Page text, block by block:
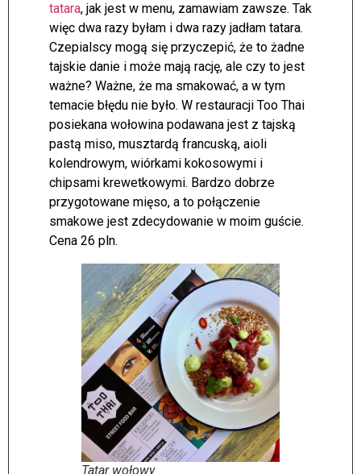
tatara, jak jest w menu, zamawiam zawsze. Tak
więc dwa razy byłam i dwa razy jadłam tatara.
Czepialscy mogą się przyczepić, że to żadne
tajskie danie i może mają rację, ale czy to jest
ważne? Ważne, że ma smakować, a w tym
temacie błędu nie było. W restauracji Too Thai
posiekana wołowina podawana jest z tajską
pastą miso, musztardą francuską, aioli
kolendrowym, wiórkami kokosowymi i
chipsami krewetkowymi. Bardzo dobrze
przygotowane mięso, a to połączenie
smakowe jest zdecydowanie w moim guście.
Cena 26 pln.
Tatar wołowy